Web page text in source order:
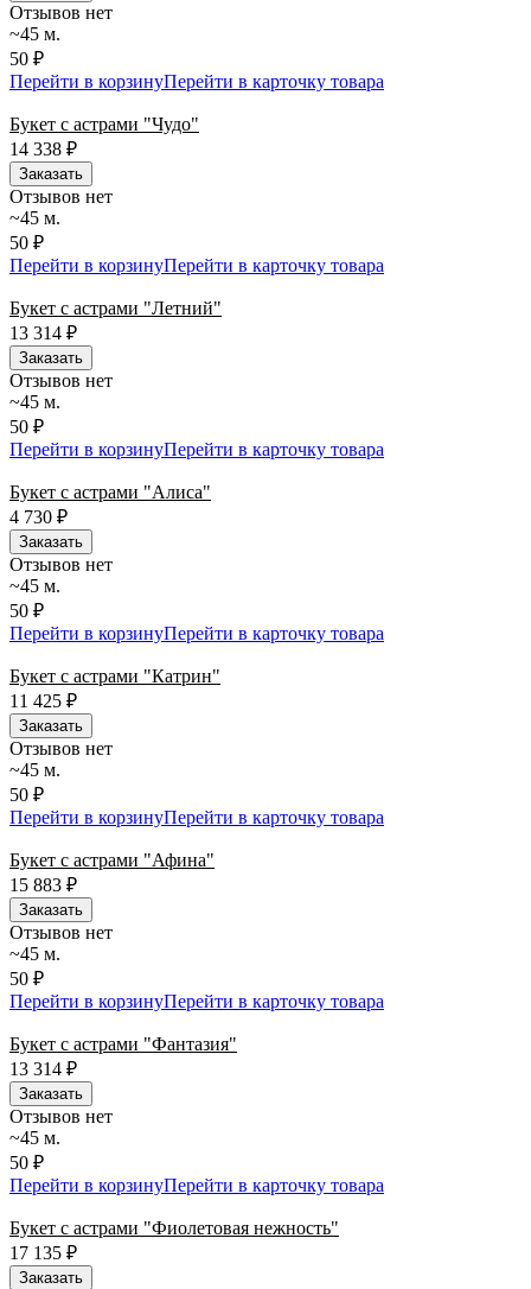
Отзывов нет
~45 м.
50 ₽
Перейти в корзинуПерейти в карточку товара
Букет с астрами "Чудо"
14 338 ₽
Заказать
Отзывов нет
~45 м.
50 ₽
Перейти в корзинуПерейти в карточку товара
Букет с астрами "Летний"
13 314 ₽
Заказать
Отзывов нет
~45 м.
50 ₽
Перейти в корзинуПерейти в карточку товара
Букет с астрами "Алиса"
4 730 ₽
Заказать
Отзывов нет
~45 м.
50 ₽
Перейти в корзинуПерейти в карточку товара
Букет с астрами "Катрин"
11 425 ₽
Заказать
Отзывов нет
~45 м.
50 ₽
Перейти в корзинуПерейти в карточку товара
Букет с астрами "Афина"
15 883 ₽
Заказать
Отзывов нет
~45 м.
50 ₽
Перейти в корзинуПерейти в карточку товара
Букет с астрами "Фантазия"
13 314 ₽
Заказать
Отзывов нет
~45 м.
50 ₽
Перейти в корзинуПерейти в карточку товара
Букет с астрами "Фиолетовая нежность"
17 135 ₽
Заказать